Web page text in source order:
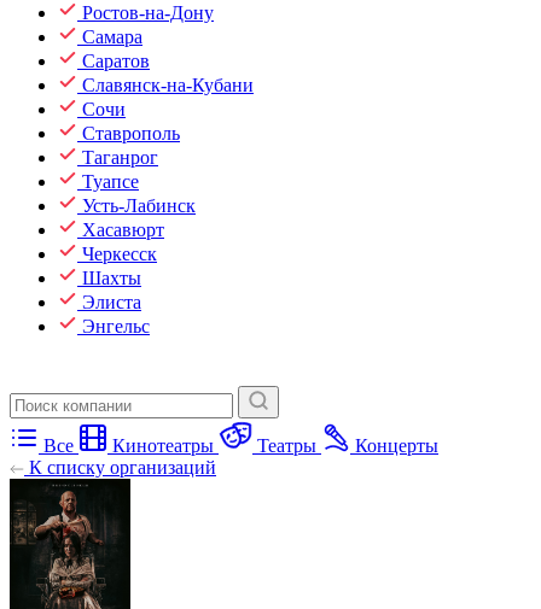
Ростов-на-Дону
Самара
Саратов
Славянск-на-Кубани
Сочи
Ставрополь
Таганрог
Туапсе
Усть-Лабинск
Хасавюрт
Черкесск
Шахты
Элиста
Энгельс
Все Кинотеатры Театры
Концерты
К списку организаций